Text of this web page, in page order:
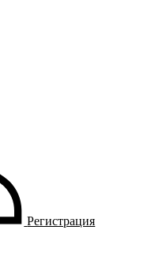
Регистрация